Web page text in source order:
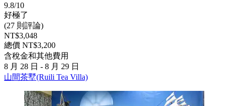
9.8/10
好極了
(27 則評論)
NT$3,048
總價 NT$3,200
含稅金和其他費用
8 月 28 日 - 8 月 29 日
山間茶墅(Ruili Tea Villa)